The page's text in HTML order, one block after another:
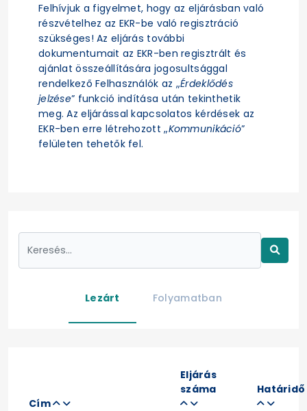
Felhívjuk a figyelmet, hogy az eljárásban való
részvételhez az EKR-be való regisztráció
szükséges! Az eljárás további
dokumentumait az EKR-ben regisztrált és
ajánlat összeállítására jogosultsággal
rendelkező Felhasználók az „Érdeklődés
jelzése” funkció indítása után tekinthetik
meg. Az eljárással kapcsolatos kérdések az
EKR-ben erre létrehozott „Kommunikáció”
felületen tehetők fel.
Lezárt Folyamatban
Cím
Eljárás
száma
Határidő